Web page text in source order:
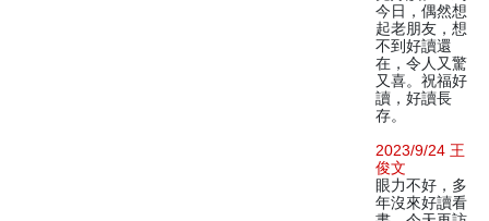
今日，偶然想
起老朋友，想
不到好讀還
在，令人又驚
又喜。祝福好
讀，好讀長
存。
2023/9/24 王
俊文
眼力不好，多
年沒來好讀看